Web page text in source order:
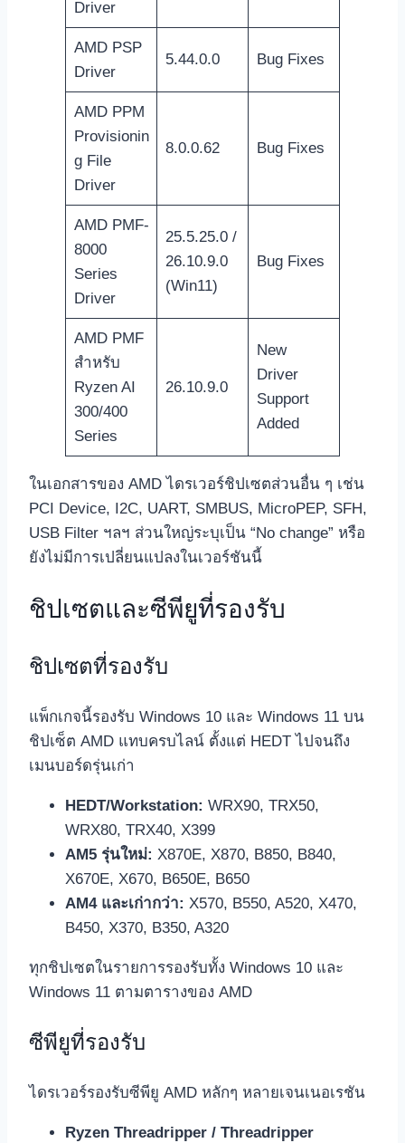
Driver
AMD PSP
Driver
5.44.0.0 Bug Fixes
AMD PPM
Provisionin
g File
Driver
8.0.0.62 Bug Fixes
AMD PMF-
8000
Series
Driver
25.5.25.0 /
26.10.9.0
(Win11)
Bug Fixes
AMD PMF
สำหรับ
Ryzen AI
300/400
Series
26.10.9.0
New
Driver
Support
Added
ในเอกสารของ AMD ไดรเวอร์ชิปเซตส่วนอื่น ๆ เช่น
PCI Device, I2C, UART, SMBUS, MicroPEP, SFH,
USB Filter ฯลฯ ส่วนใหญ่ระบุเป็น “No change” หรือ
ยังไม่มีการเปลี่ยนแปลงในเวอร์ชันนี้
ชิปเซตและซีพียูที่รองรับ
ชิปเซตที่รองรับ
แพ็กเกจนี้รองรับ Windows 10 และ Windows 11 บน
ชิปเซ็ต AMD แทบครบไลน์ ตั้งแต่ HEDT ไปจนถึง
เมนบอร์ดรุ่นเก่า
HEDT/Workstation: WRX90, TRX50,
WRX80, TRX40, X399
AM5 รุ่นใหม่: X870E, X870, B850, B840,
X670E, X670, B650E, B650
AM4 และเก่ากว่า: X570, B550, A520, X470,
B450, X370, B350, A320
ทุกชิปเซตในรายการรองรับทั้ง Windows 10 และ
Windows 11 ตามตารางของ AMD
ซีพียูที่รองรับ
ไดรเวอร์รองรับซีพียู AMD หลักๆ หลายเจนเนอเรชัน
Ryzen Threadripper / Threadripper